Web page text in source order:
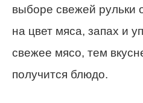
выборе свежей рульки
на цвет мяса, запах и
свежее мясо, тем
получится блюдо.